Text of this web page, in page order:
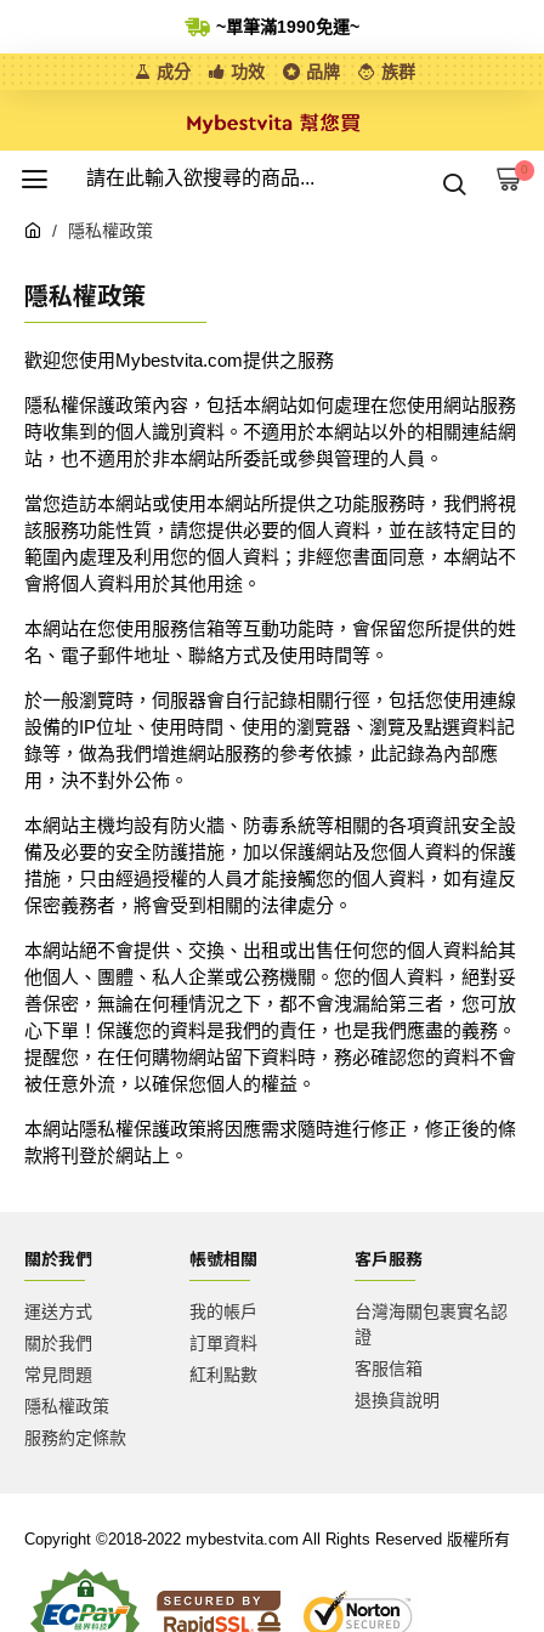
~單筆滿1990免運~
成分 功效 品牌 族群
0
隱私權政策
隱私權政策
歡迎您使用Mybestvita.com提供之服務
隱私權保護政策內容，包括本網站如何處理在您使用網站服務
時收集到的個人識別資料。不適用於本網站以外的相關連結網
站，也不適用於非本網站所委託或參與管理的人員。
當您造訪本網站或使用本網站所提供之功能服務時，我們將視
該服務功能性質，請您提供必要的個人資料，並在該特定目的
範圍內處理及利用您的個人資料；非經您書面同意，本網站不
會將個人資料用於其他用途。
本網站在您使用服務信箱等互動功能時，會保留您所提供的姓
名、電子郵件地址、聯絡方式及使用時間等。
於一般瀏覽時，伺服器會自行記錄相關行徑，包括您使用連線
設備的IP位址、使用時間、使用的瀏覽器、瀏覽及點選資料記
錄等，做為我們增進網站服務的參考依據，此記錄為內部應
用，決不對外公佈。
本網站主機均設有防火牆、防毒系統等相關的各項資訊安全設
備及必要的安全防護措施，加以保護網站及您個人資料的保護
措施，只由經過授權的人員才能接觸您的個人資料，如有違反
保密義務者，將會受到相關的法律處分。
本網站絕不會提供、交換、出租或出售任何您的個人資料給其
他個人、團體、私人企業或公務機關。您的個人資料，絕對妥
善保密，無論在何種情況之下，都不會洩漏給第三者，您可放
心下單！保護您的資料是我們的責任，也是我們應盡的義務。
提醒您，在任何購物網站留下資料時，務必確認您的資料不會
被任意外流，以確保您個人的權益。
本網站隱私權保護政策將因應需求隨時進行修正，修正後的條
款將刊登於網站上。
關於我們
運送方式
關於我們
常見問題
隱私權政策
服務約定條款
帳號相關
我的帳戶
訂單資料
紅利點數
客戶服務
台灣海關包裹實名認
證
客服信箱
退換貨說明
Copyright ©2018-2022 mybestvita.com All Rights Reserved 版權所有